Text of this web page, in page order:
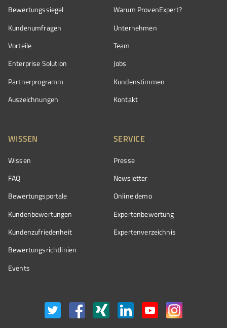
Bewertungssiegel
Kundenumfragen
Vorteile
Enterprise Solution
Partnerprogramm
Auszeichnungen
Warum ProvenExpert?
Unternehmen
Team
Jobs
Kundenstimmen
Kontakt
WISSEN
Wissen
FAQ
Bewertungsportale
Kundenbewertungen
Kundenzufriedenheit
Bewertungs­richtlinien
Events
SERVICE
Presse
Newsletter
Online demo
Expertenbewertung
Expertenverzeichnis